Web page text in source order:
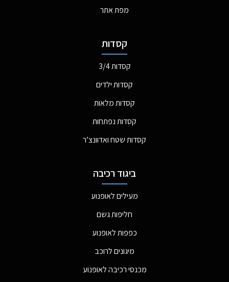
מפת אתר
קסדות
קסדות 3/4
קסדות ילדים
קסדות מלאות
קסדות נפתחות
קסדות שטח ואדוונצ’ר
ביגוד רכיבה
מעילים לאופנוע
חליפות גשם
כפפות לאופנוע
מיגונים לרוכב
מכנסי רכיבה לאופנוע